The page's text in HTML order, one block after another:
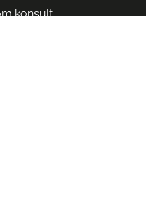
konsult